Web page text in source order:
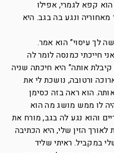
קפא לגמרי, אפילו
ונגע בה בגב. היא
לך עיסוי” הוא אמר.
חייכתי כמנסה לומר לה
קיבלת אותה” היא חיכתה שניה
ורטובה, נושכת לי את
הוא ראה בזה כסימן
לו ממש מושג מה הוא
והוא נגע לה בגב, מורח את
הזין שלי, היא הכתיבה
במקביל. ראיתי שליד